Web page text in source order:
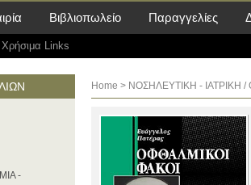
Βιβλιοπωλείο Παραγγελίες
Χρήσιμα Links
-
Home > ΝΟΣΗΛΕΥΤΙΚΗ - ΙΑΤΡΙΚΗ /